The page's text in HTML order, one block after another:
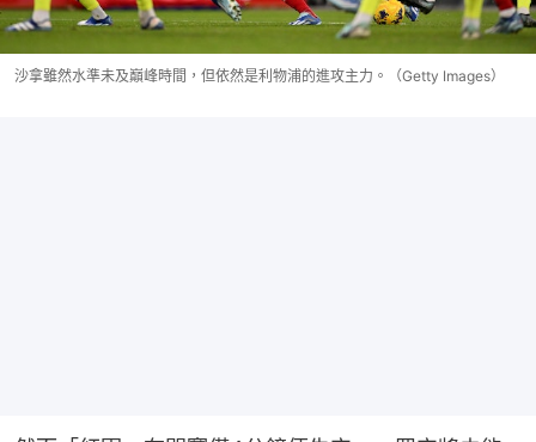
沙拿雖然水準未及巔峰時間，但依然是利物浦的進攻主力。（Getty Images）